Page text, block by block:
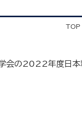
TOP
会の2022年度日本